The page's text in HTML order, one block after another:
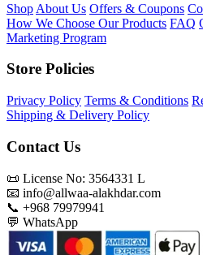
Shop About Us Offers & Coupons
How We Choose Our Products FAQ
Marketing Program
Store Policies
Privacy Policy Terms & Conditions
Shipping & Delivery Policy
Contact Us
📜 License No: 3564331 L
📧 info@allwaa-alakhdar.com
📞 +968 79979941
💬 WhatsApp